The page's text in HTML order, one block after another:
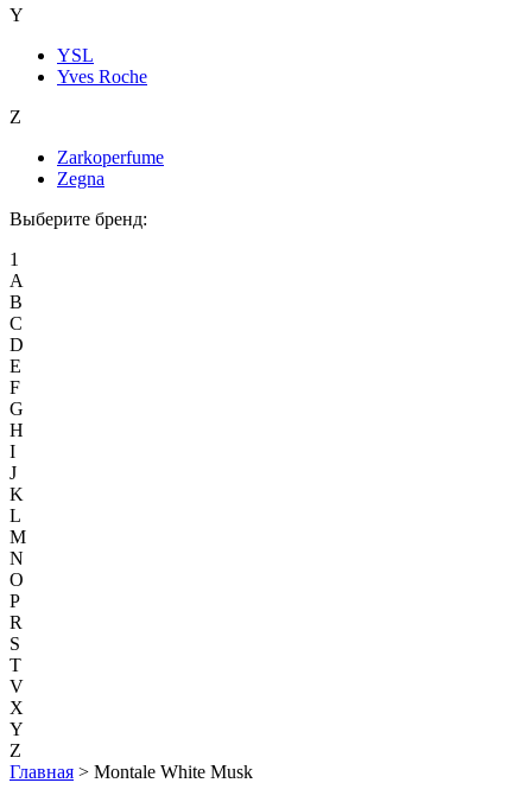
Y
YSL
Yves Roche
Z
Zarkoperfume
Zegna
Выберите бренд:
1
A
B
C
D
E
F
G
H
I
J
K
L
M
N
O
P
R
S
T
V
X
Y
Z
Главная > Montale White Musk